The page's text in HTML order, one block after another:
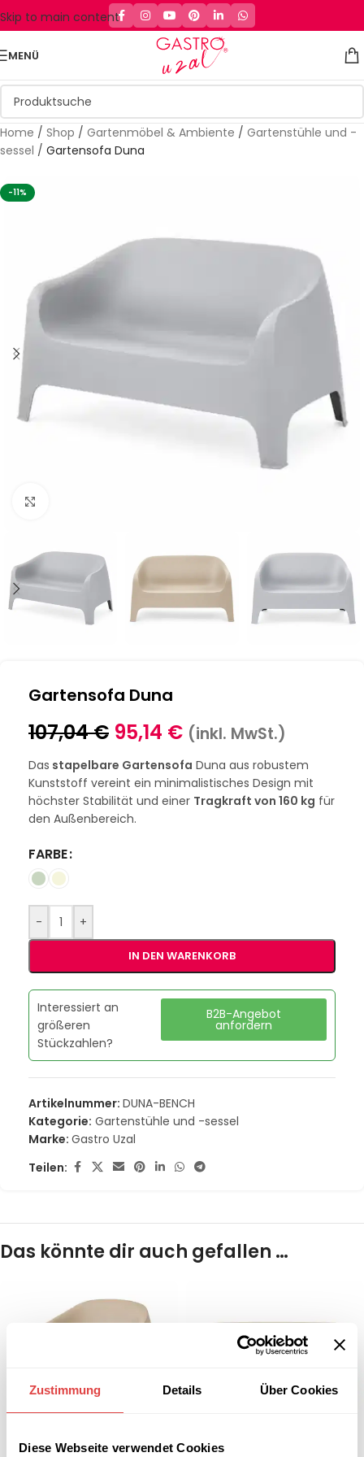
Zustimmung Details Über Cookies
Diese Webseite verwendet Cookies
Skip to main content
MENÜ
Home / Shop / Gartenmöbel & Ambiente / Gartenstühle und -
sessel / Gartensofa Duna
-11%
Gartensofa Duna
107,04€ 95,14 € (inkl. MwSt.)
Das stapelbare Gartensofa Duna aus robustem
Kunststoff vereint ein minimalistisches Design mit
höchster Stabilität und einer Tragkraft von 160 kg für
den Außenbereich.
FARBE
- +
IN DEN WARENKORB
Interessiert an
größeren
Stückzahlen?
B2B-Angebot
anfordern
Artikelnummer: DUNA-BENCH
Kategorie: Gartenstühle und -sessel
Marke: Gastro Uzal
Teilen:
Das könnte dir auch gefallen …